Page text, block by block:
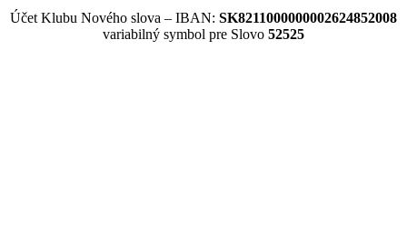
Účet Klubu Nového slova – IBAN: SK8211000000002624852008
variabilný symbol pre Slovo 52525